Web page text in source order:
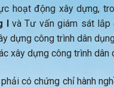
hoạt động xây dựng,
và Tư vấn giám sát
dựng công trình dân
xây dựng công trình
có chứng chỉ hành